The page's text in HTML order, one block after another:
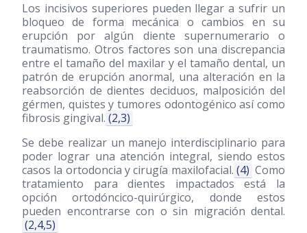
Los incisivos superiores pueden llegar a sufrir un
bloqueo de forma mecánica o cambios en su
erupción por algún diente supernumerario o
traumatismo. Otros factores son una discrepancia
entre el tamaño del maxilar y el tamaño dental, un
patrón de erupción anormal, una alteración en la
reabsorción de dientes deciduos, malposición del
gérmen, quistes y tumores odontogénico así como
fibrosis gingival. (2,3)
Se debe realizar un manejo interdisciplinario para
poder lograr una atención integral, siendo estos
casos la ortodoncia y cirugía maxilofacial. (4) Como
tratamiento para dientes impactados está la
opción ortodóncico-quirúrgico, donde estos
pueden encontrarse con o sin migración dental.
(2,4,5)